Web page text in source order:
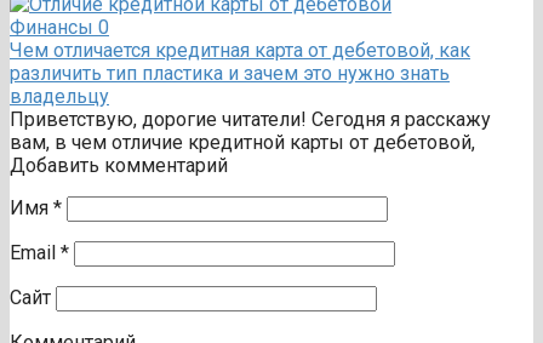
Финансы 0
Чем отличается кредитная карта от дебетовой, как
различить тип пластика и зачем это нужно знать
владельцу
Приветствую, дорогие читатели! Сегодня я расскажу
вам, в чем отличие кредитной карты от дебетовой,
Добавить комментарий
Имя *
Email *
Сайт